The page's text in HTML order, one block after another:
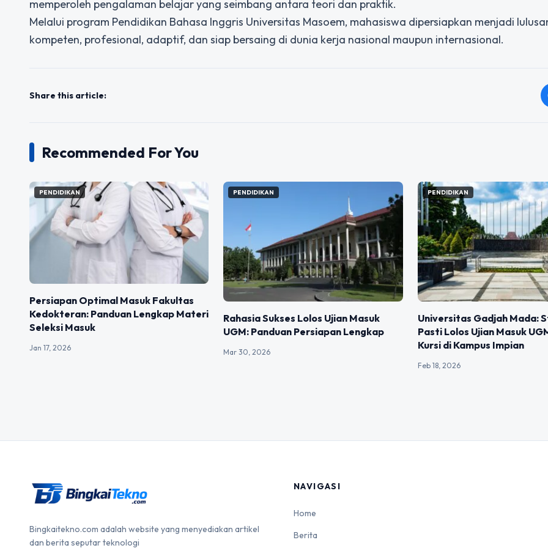
memperoleh pengalaman belajar yang seimbang antara teori dan praktik.
Melalui program Pendidikan Bahasa Inggris Universitas Masoem, mahasiswa dipersiapkan menjadi
kompeten, profesional, adaptif, dan siap bersaing di dunia kerja nasional maupun internasional.
Share this article:
Recommended For You
PENDIDIKAN
Persiapan Optimal Masuk Fakultas
Kedokteran: Panduan Lengkap Materi
Seleksi Masuk
Jan 17, 2026
PENDIDIKAN
Rahasia Sukses Lolos Ujian Masuk
UGM: Panduan Persiapan Lengkap
Mar 30, 2026
PENDIDIKAN
Universitas Gadjah Mada:
Pasti Lolos Ujian Masuk
Kursi di Kampus Impian
Feb 18, 2026
Bingkaitekno.com adalah website yang menyediakan artikel
dan berita seputar teknologi
NAVIGASI
Home
Berita